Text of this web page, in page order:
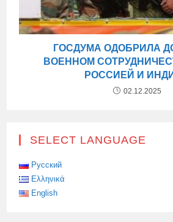
ГОСДУМА ОДОБРИЛА
ВОЕННОМ
РОССИЕЙ И
02.12.2025
SELECT LANGUAGE
Русский
Ελληνικά
English